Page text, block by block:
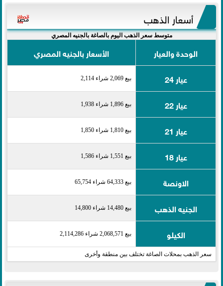
أسعار الذهب
متوسط سعر الذهب اليوم بالصاغة بالجنيه المصري
الوحدة والعيار
الأسعار بالجنيه المصري
عيار 24
بيع 2,069 شراء 2,114
عيار 22 بيع 1,896 شراء 1,938
عيار 21 بيع 1,810 شراء 1,850
عيار 18 بيع 1,551 شراء 1,586
الاونصة بيع 64,333 شراء 65,754
الجنيه الذهب بيع 14,480 شراء 14,800
الكيلو بيع 2,068,571 شراء 2,114,286
سعر الذهب بمحلات الصاغة تختلف بين منطقة وأخرى